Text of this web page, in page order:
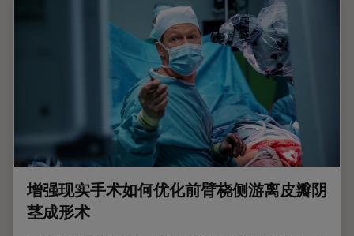
增强现实手术如何优化前臂桡侧游离皮瓣阴
茎成形术